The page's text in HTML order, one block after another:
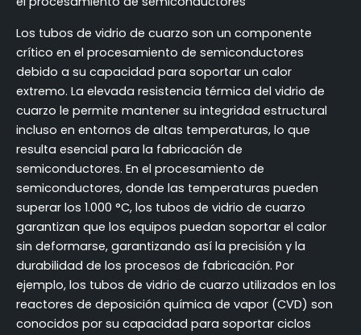
Los tubos de vidrio de cuarzo son un componente
crítico en el procesamiento de semiconductores
debido a su capacidad para soportar un calor
extremo. La elevada resistencia térmica del vidrio de
cuarzo le permite mantener su integridad estructural
incluso en entornos de altas temperaturas, lo que
resulta esencial para la fabricación de
semiconductores. En el procesamiento de
semiconductores, donde las temperaturas pueden
superar los 1.000 °C, los tubos de vidrio de cuarzo
garantizan que los equipos puedan soportar el calor
sin deformarse, garantizando así la precisión y la
durabilidad de los procesos de fabricación. Por
ejemplo, los tubos de vidrio de cuarzo utilizados en los
reactores de deposición química de vapor (CVD) son
conocidos por su capacidad para soportar ciclos